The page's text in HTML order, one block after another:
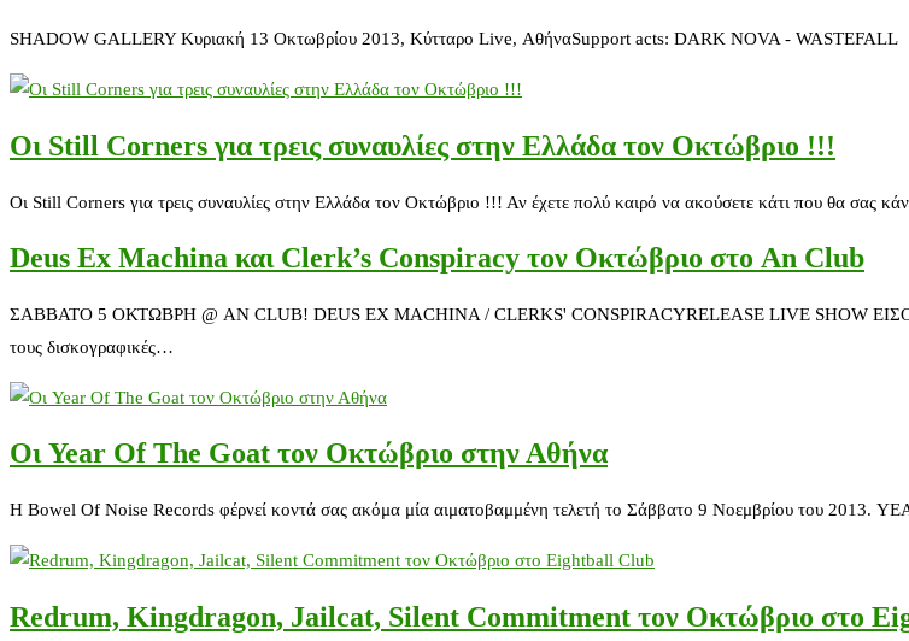
SHADOW GALLERY Κυριακή 13 Οκτωβρίου 2013, Κύτταρο Live, ΑθήναSupport acts: DARK NOVA - WASTEFALL
Οι Still Corners για τρεις συναυλίες στην Ελλάδα τον Οκτώβριο !!!
Οι Still Corners για τρεις συναυλίες στην Ελλάδα τον Οκτώβριο !!! Αν έχετε πολύ καιρό να ακούσετε κάτι που θα σας
Deus Ex Machina και Clerk’s Conspiracy τον Οκτώβριο στο An Club
ΣΑΒΒΑΤΟ 5 ΟΚΤΩΒΡΗ @ AN CLUB! DEUS EX MACHINA / CLERKS' CONSPIRACYRELEASE LIVE SHOW
τους δισκογραφικές…
Οι Year Of The Goat τον Οκτώβριο στην Αθήνα
Η Bowel Of Noise Records φέρνεί κοντά σας ακόμα μία αιματοβαμμένη τελετή το Σάββατο 9 Νοεμβρίου του 2013.
Redrum, Kingdragon, Jailcat, Silent Commitment τον Οκτώβριο στο